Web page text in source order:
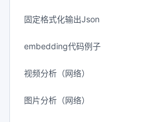
固定格式化输出Json
embedding代码例子
视频分析（网络）
图片分析（网络）